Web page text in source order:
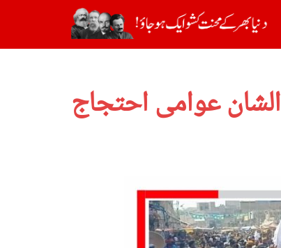
عوامی احتجاج